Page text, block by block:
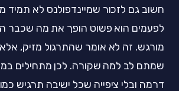
חשוב גם לזכור שמיינדפולנס לא תמיד
לפעמים הוא פשוט הופך את מה שכבר
מורגש. זה לא אומר שהתרגול מזיק,
שמתם לב למה שקורה. לכן מתחילים
דרמה ובלי ציפייה שכל ישיבה תרגיש